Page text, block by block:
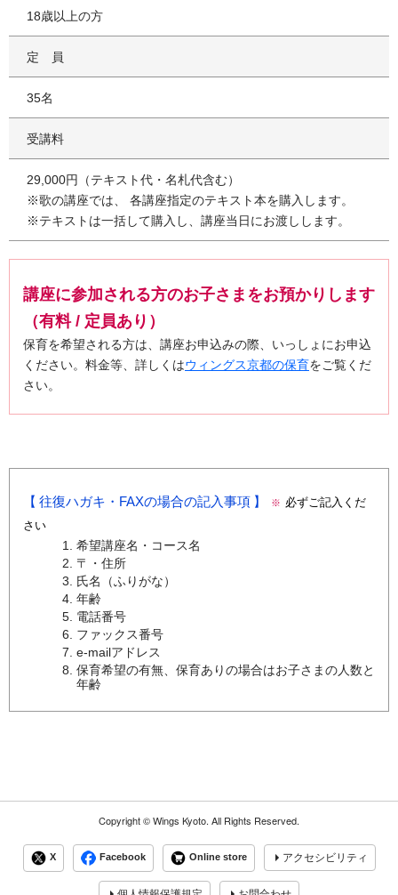
18歳以上の方
定員
35名
受講料
29,000円（テキスト代・名札代含む）
※歌の講座では、 各講座指定のテキスト本を購入します。
※テキストは一括して購入し、講座当日にお渡しします。
講座に参加される方のお子さまをお預かりします
（有料 / 定員あり）
保育を希望される方は、講座お申込みの際、いっしょにお申込
ください。料金等、詳しくはウィングス京都の保育をご覧くだ
さい。
往復ハガキ・FAXの場合の記入事項 ※ 必ずご記入くだ
さい
希望講座名・コース名
〒・住所
氏名（ふりがな）
年齢
電話番号
ファックス番号
e-mailアドレス
保育希望の有無、保育ありの場合はお子さまの人数と
年齢
Copyright ©Wings Kyoto. All Rights Reserved.
X Facebook Online store アクセシビリティ